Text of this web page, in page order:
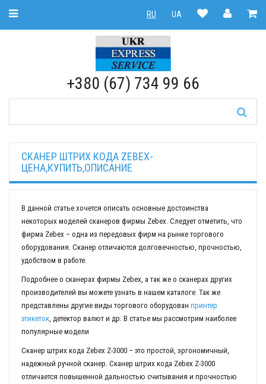
Toggle Navigation UA
RU |
RU
+380 (67) 734 99 66
CКАНЕР ШТРИХ КОДА ZEBEX-
ЦЕНА,КУПИТЬ,ОПИСАНИЕ
В данной статье хочется описать основные достоинства
некоторых моделей сканеров фирмы Zebex. Следует отметить, что
фирма Zebex – одна из передовых фирм на рынке торгового
оборудования. Сканер отличаются долговечностью, прочностью,
удобством в работе.
Подробнее о сканерах фирмы Zebex, а так же о сканерах других
производителей вы можете узнать в нашем каталоге. Так же
представлены другие виды торгового оборудован принтер
этикеток, детектор валют и др. В статье мы рассмотрим наиболее
популярные модели
Cканер штрих кода Zebex Z-3000 – это простой, эргономичный,
надежный ручной сканер. Cканер штрих кода Zebex Z-3000
отличается повышенной дальностью считывания и прочностью